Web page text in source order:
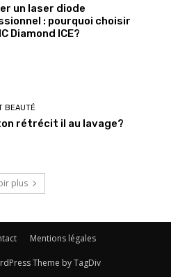
un laser diode
: pourquoi choisir
Diamond ICE?
BEAUTÉ
rétrécit il au lavage?
plus
Mentions légales
Theme by TagDiv